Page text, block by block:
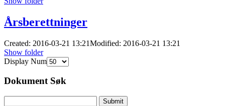
Årsberettninger
Created: 2016-03-21 13:21Modified: 2016-03-21 13:21
Show folder
Display Num
Dokument Søk
Submit